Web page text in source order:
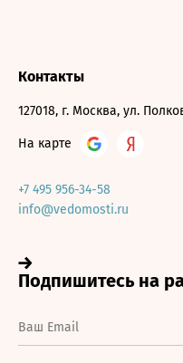
Контакты
127018, г. Москва, ул.
На карте
+7 495 956-34-58
info@vedomosti.ru